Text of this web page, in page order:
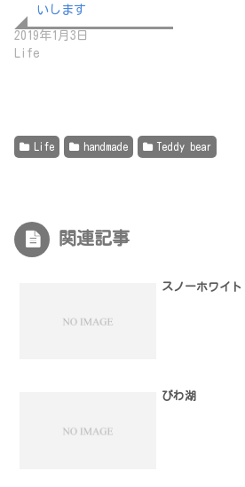
いします
2019年1月3日
Life
Life handmade Teddy bear
関連記事
スノーホワイト
びわ湖